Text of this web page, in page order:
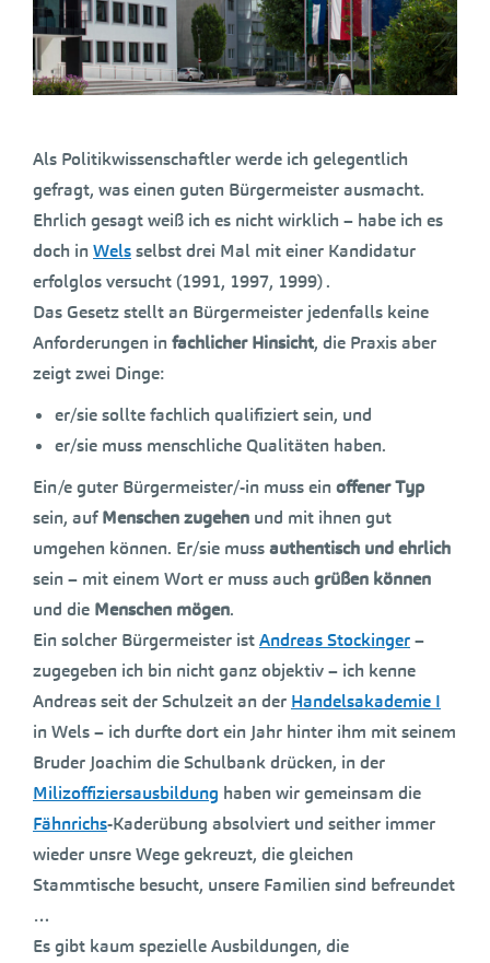
Als Politikwissenschaftler werde ich gelegentlich
gefragt, was einen guten Bürgermeister ausmacht.
Ehrlich gesagt weiß ich es nicht wirklich – habe ich es
doch in Welsselbst drei Mal mit einer Kandidatur
erfolglos versucht (1991, 1997, 1999) .
Das Gesetz stellt an Bürgermeister jedenfalls keine
Anforderungen in fachlicher Hinsicht, die Praxis aber
zeigt zwei Dinge:
er/sie sollte fachlich qualifiziert sein, und
er/sie muss menschliche Qualitäten haben.
Ein/e guter Bürgermeister/-in muss ein offener Typ
sein, aufMenschen zugehen und mit ihnen gut
umgehen können. Er/sie mussauthentisch und ehrlich
sein – mit einem Wort er muss auch grüßen können
und die Menschen mögen.
Ein solcher Bürgermeister istAndreas Stockinger–
zugegeben ich bin nicht ganz objektiv – ich kenne
Andreas seit der Schulzeit an der Handelsakademie I
in Wels – ich durfte dort ein Jahr hinter ihm mit seinem
Bruder Joachim die Schulbank drücken, in der
Milizoffiziersausbildung haben wir gemeinsam die
Fähnrichs-Kaderübung absolviert und seither immer
wieder unsre Wege gekreuzt, die gleichen
Stammtische besucht, unsere Familien sind befreundet
…
Es gibt kaum spezielle Ausbildungen, die